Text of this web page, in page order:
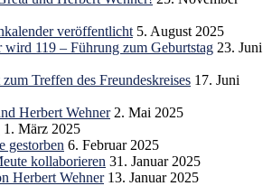
veröffentlicht 5. August 2025
wird 119 – Führung zum Geburtstag 23. Juni
Treffen des Freundeskreises 17. Juni
Herbert Wehner 2. Mai 2025
1. März 2025
gestorben 6. Februar 2025
kollaborieren 31. Januar 2025
Herbert Wehner 13. Januar 2025